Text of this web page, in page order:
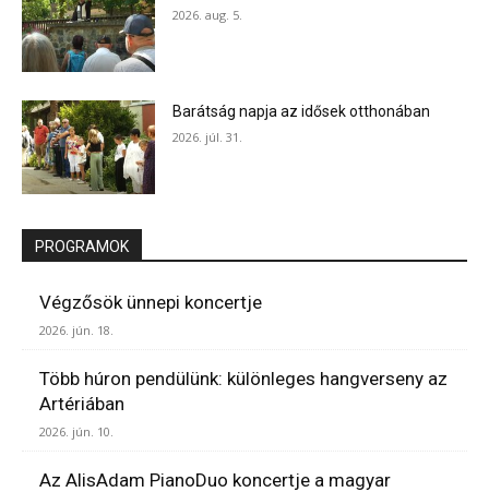
2026. aug. 5.
Barátság napja az idősek otthonában
2026. júl. 31.
PROGRAMOK
Végzősök ünnepi koncertje
2026. jún. 18.
Több húron pendülünk: különleges hangverseny az
Artériában
2026. jún. 10.
Az AlisAdam PianoDuo koncertje a magyar